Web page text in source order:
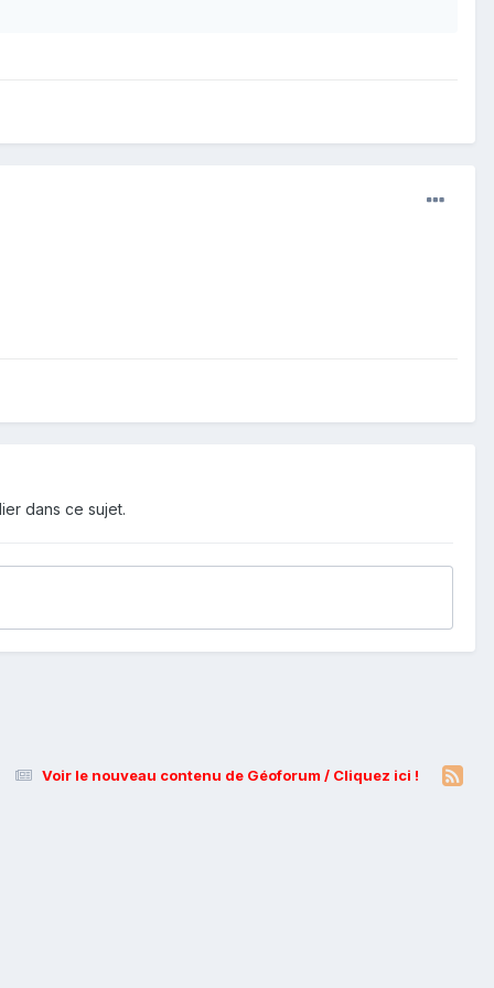
dans ce sujet.
Voir le nouveau contenu de Géoforum / Cliquez ici !